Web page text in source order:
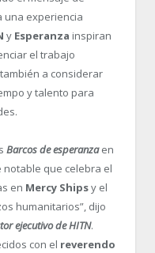
una experiencia
y Esperanza inspiran
el trabajo
a considerar
y talento para
Barcos de esperanzaen
que celebra el
en Mercy Shipsy el
humanitarios”, dijo
ejecutivo de HITN.
con el reverendo